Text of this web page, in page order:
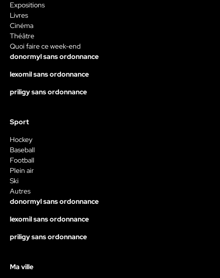
Expositions
Livres
Cinéma
Théâtre
Quoi faire ce week-end
donormyl sans ordonnance
lexomil sans ordonnance
priligy sans ordonnance
Sport
Hockey
Baseball
Football
Plein air
Ski
Autres
donormyl sans ordonnance
lexomil sans ordonnance
priligy sans ordonnance
Ma ville